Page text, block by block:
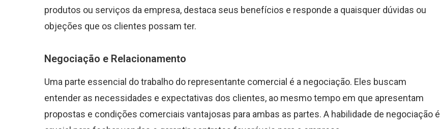
produtos ou serviços da empresa, destaca seus benefícios e responde a quaisquer dúvidas ou
objeções que os clientes possam ter.
Negociação e Relacionamento
Uma parte essencial do trabalho do representante comercial é a negociação. Eles buscam
entender as necessidades e expectativas dos clientes, ao mesmo tempo em que apresentam
propostas e condições comerciais vantajosas para ambas as partes. A habilidade de negociação é